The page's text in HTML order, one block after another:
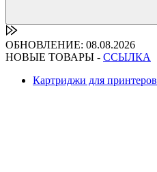
ОБНОВЛЕНИЕ: 08.08.2026
НОВЫЕ ТОВАРЫ - ССЫЛКА
Картриджи для принтеров